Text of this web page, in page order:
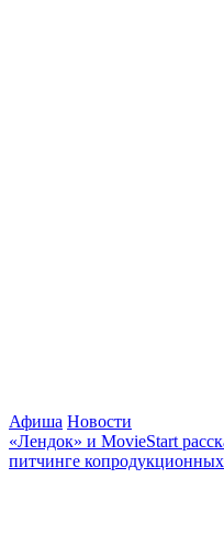
Афиша Новости
«Лендок» и MovieStart
питчинге